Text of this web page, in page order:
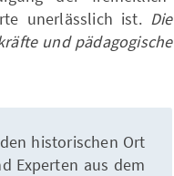
unerlässlich ist. Die
und pädagogische
historischen Ort
Experten aus dem